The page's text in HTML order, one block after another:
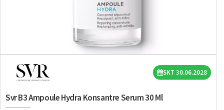
SKT 30.06.2028
Svr B3 Ampoule Hydra Konsantre Serum 30 Ml